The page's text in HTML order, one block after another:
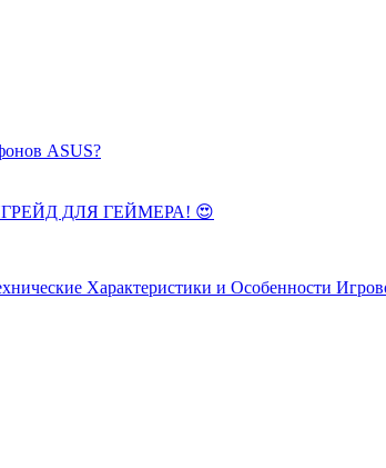
ASUS?
ДЛЯ ГЕЙМЕРА! 😍
Характеристики и Особенности